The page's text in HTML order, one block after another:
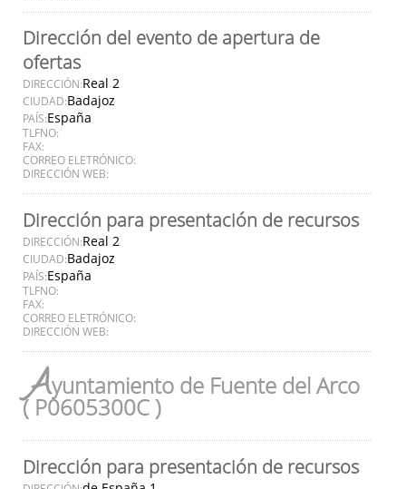
Dirección del evento de apertura de
ofertas
DIRECCIÓN:Real 2
CIUDAD:Badajoz
PAÍS:España
TLFNO:
FAX:
CORREO ELETRÓNICO:
DIRECCIÓN WEB:
Dirección para presentación de recursos
DIRECCIÓN:Real 2
CIUDAD:Badajoz
PAÍS:España
TLFNO:
FAX:
CORREO ELETRÓNICO:
DIRECCIÓN WEB:
Ayuntamiento de Fuente del Arco
( P0605300C )
Dirección para presentación de recursos